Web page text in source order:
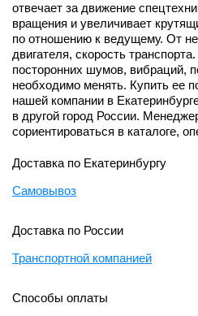
отвечает за движение
вращения и увеличивает
по отношению к ведущему. От
двигателя, скорость
посторонних шумов, вибраций,
необходимо менять. Купить ее
нашей компании в
в другой город России.
сориентироваться в каталоге,
Доставка по Екатеринбургу
Самовывоз
Доставка по России
Транспортной компанией
Способы оплаты